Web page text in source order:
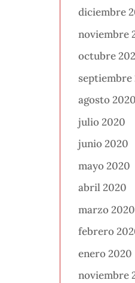
diciembre
noviembre
octubre
septiembre
agosto 2020
julio 2020
junio 2020
mayo 2020
abril 2020
marzo 2020
febrero
enero 2020
noviembre